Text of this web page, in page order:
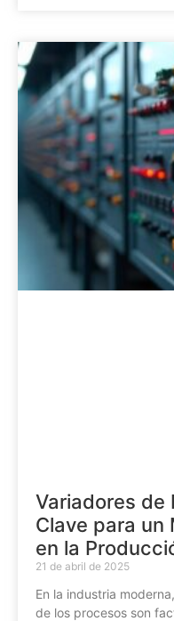
Variadores de
Clave para un
en la
21 de abril de 2025
En la industria
de los procesos son